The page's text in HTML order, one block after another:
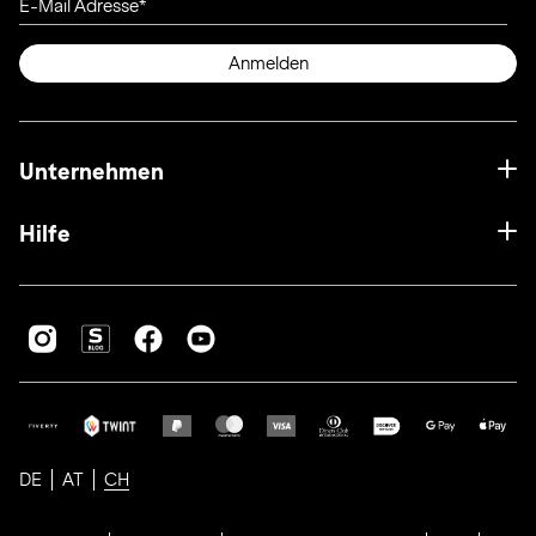
E-Mail Adresse
Anmelden
Unternehmen
Hilfe
DE AT CH